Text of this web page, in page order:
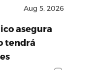
Aug 5, 2026
asegura
tendrá